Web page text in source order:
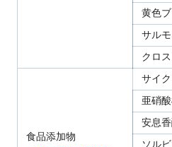
黄色
サル
クロ
食品添加物
サイ
亜硝
安息